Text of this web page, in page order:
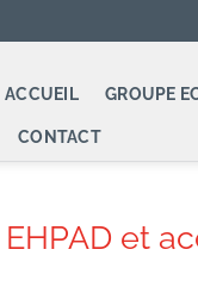
ACCUEIL GROUPE
CONTACT
EHPAD et